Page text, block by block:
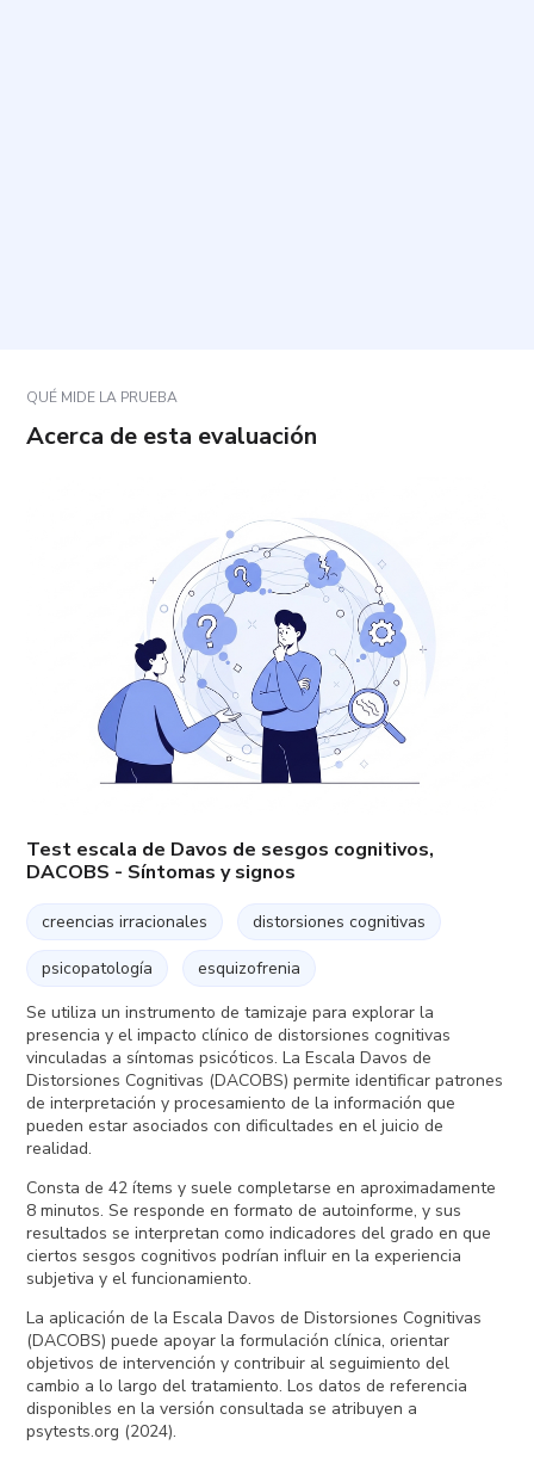
QUÉ MIDE LA PRUEBA
Acerca de esta evaluación
Test escala de Davos de sesgos cognitivos,
DACOBS - Síntomas y signos
creencias irracionales distorsiones cognitivas
psicopatología
esquizofrenia
Se utiliza un instrumento de tamizaje para explorar la
presencia y el impacto clínico de distorsiones cognitivas
vinculadas a síntomas psicóticos. La Escala Davos de
Distorsiones Cognitivas (DACOBS) permite identificar patrones
de interpretación y procesamiento de la información que
pueden estar asociados con dificultades en el juicio de
realidad.
Consta de 42 ítems y suele completarse en aproximadamente
8 minutos. Se responde en formato de autoinforme, y sus
resultados se interpretan como indicadores del grado en que
ciertos sesgos cognitivos podrían influir en la experiencia
subjetiva y el funcionamiento.
La aplicación de la Escala Davos de Distorsiones Cognitivas
(DACOBS) puede apoyar la formulación clínica, orientar
objetivos de intervención y contribuir al seguimiento del
cambio a lo largo del tratamiento. Los datos de referencia
disponibles en la versión consultada se atribuyen a
psytests.org (2024).